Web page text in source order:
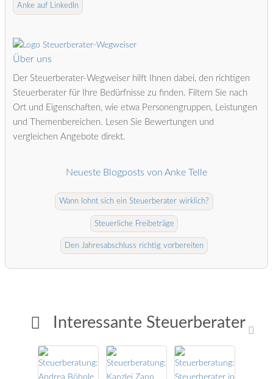
Interessante Steuerberater
Anke auf LinkedIn
Über uns
Der Steuerberater-Wegweiser hilft Ihnen dabei, den richtigen
Steuerberater für Ihre Bedürfnisse zu finden. Filtern Sie nach
Ort und Eigenschaften, wie etwa Personengruppen, Leistungen
und Themenbereichen. Lesen Sie Bewertungen und
vergleichen Angebote direkt.
Neueste Blogposts von Anke Telle
Wann lohnt sich ein Steuerberater wirklich?
Steuerliche Freibeträge
Den Jahresabschluss richtig vorbereiten